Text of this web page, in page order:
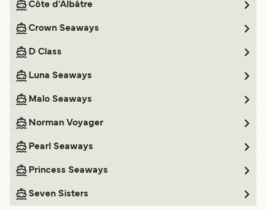
Côte d'Albâtre
Crown Seaways
D Class
Luna Seaways
Malo Seaways
Norman Voyager
Pearl Seaways
Princess Seaways
Seven Sisters